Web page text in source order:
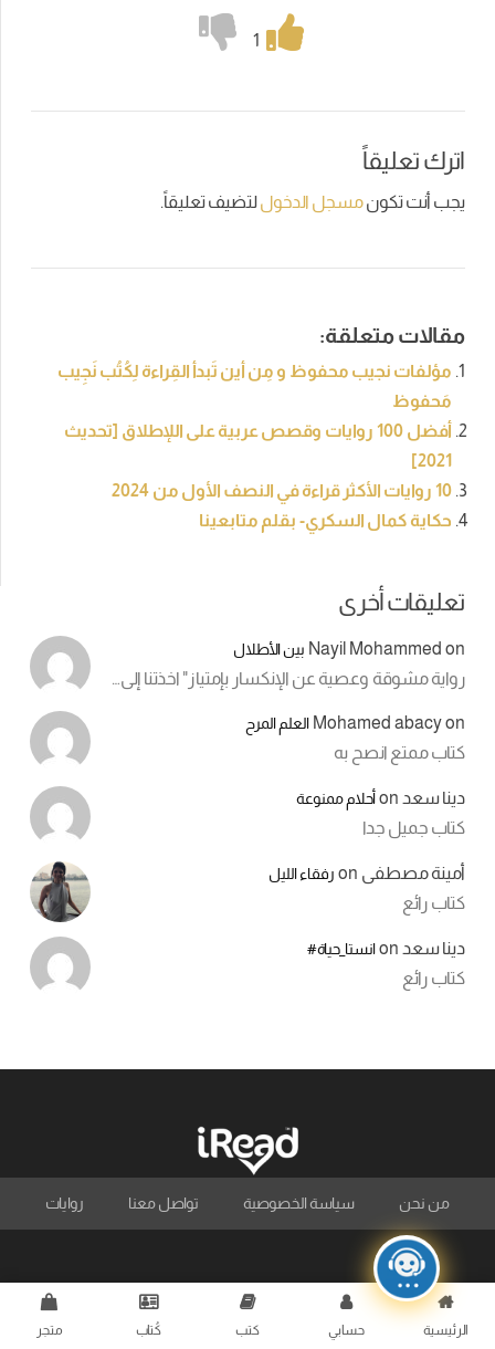
1
اترك تعليقاً
يجب أنت تكونمسجل الدخوللتضيف تعليقاً.
مقالات متعلقة:
مؤلفات نجيب محفوظ و مِن أين تَبدأ القِراءة لِكُتُب نَجِيب
مَحفوظ
أفضل 100 روايات وقصص عربية على اللإطلاق [تحديث
2021]
10 روايات الأكثر قراءة في النصف الأول من 2024
حكاية كمال السكري- بقلم متابعينا
تعليقات أخرى
Nayil Mohammed on بين الأطلال
رواية مشوقة وعصية عن الإنكسار بإمتياز" اخذتنا إلى…
Mohamed abacyon العلم المرح
كتاب ممتع انصح به
دينا سعد onأحلام ممنوعة
كتاب جميل جدا
أمينة مصطفى on رفقاء الليل
كتاب رائع
دينا سعد onانستا_حياة#
كتاب رائع
من نحن سياسة الخصوصية تواصل معنا روايات
الرئيسية حسابي كتب كُتاب متجر